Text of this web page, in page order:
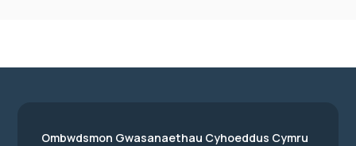
Ombwdsmon Gwasanaethau Cyhoeddus Cymru